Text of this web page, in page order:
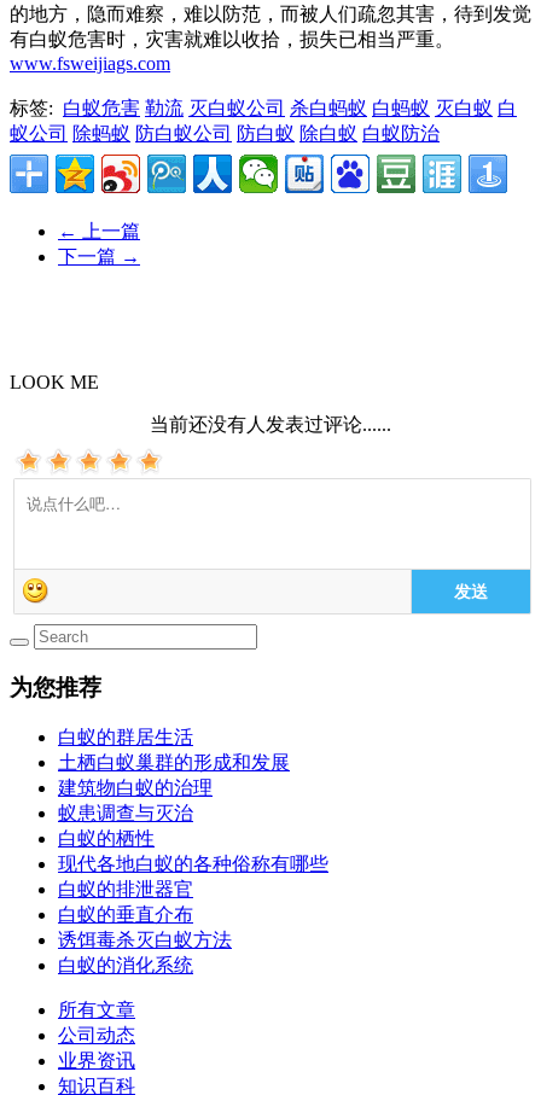
的地方，隐而难察，难以防范，而被人们疏忽其害，待到发觉
有白蚁危害时，灾害就难以收拾，损失已相当严重。
www.fsweijiags.com
标签: 白蚁危害 勒流 灭白蚁公司 杀白蚂蚁 白蚂蚁 灭白蚁 白
蚁公司 除蚂蚁 防白蚁公司 防白蚁 除白蚁 白蚁防治
←
上一篇
下一篇 →
LOOK ME
当前还没有人发表过评论......
发送
为您推荐
白蚁的群居生活
土栖白蚁巢群的形成和发展
建筑物白蚁的治理
蚁患调查与灭治
白蚁的栖性
现代各地白蚁的各种俗称有哪些
白蚁的排泄器官
白蚁的垂直介布
诱饵毒杀灭白蚁方法
白蚁的消化系统
所有文章
公司动态
业界资讯
知识百科